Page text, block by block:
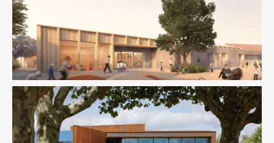
Enseignement Ingenierie TCE Pilotage D'opération / MOEX